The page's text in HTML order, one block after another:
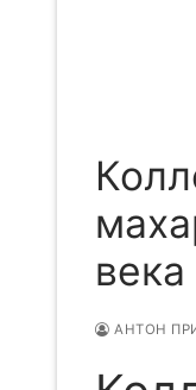
века
АНТОН